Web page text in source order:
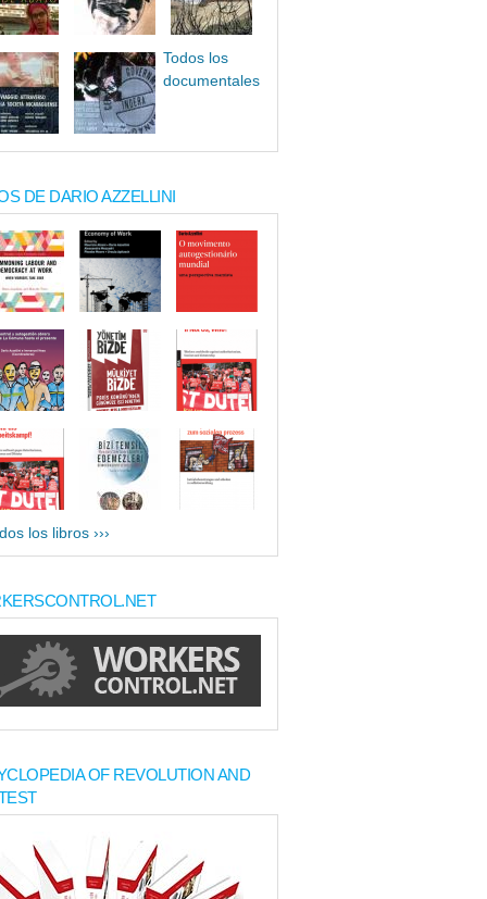
Todos los
documentales
DE DARIO AZZELLINI
los libros ›››
OF REVOLUTION AND